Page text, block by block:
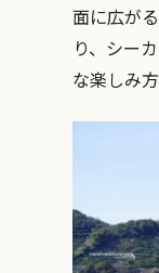
面に広が
り、シー
な楽しみ